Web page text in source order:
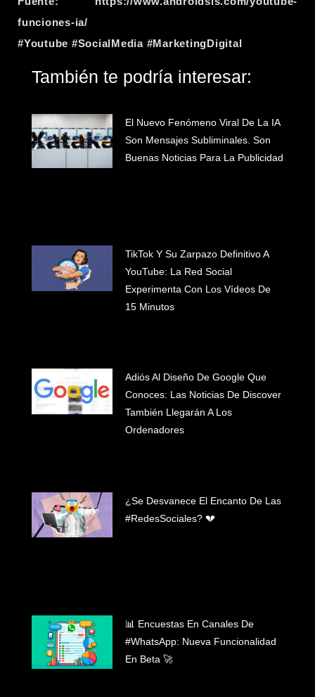
funciones-ia/
#Youtube #SocialMedia #MarketingDigital
También te podría interesar:
El Nuevo Fenómeno Viral De La IA
Son Mensajes Subliminales. Son
Buenas Noticias Para La Publicidad
TikTok Y Su Zarpazo Definitivo A
YouTube: La Red Social
Experimenta Con Los Vídeos De
15 Minutos
Adiós Al Diseño De Google Que
Conoces: Las Noticias De Discover
También Llegarán A Los
Ordenadores
¿Se Desvanece El Encanto De Las
#RedesSociales? 💔
📊 Encuestas En Canales De
#WhatsApp: Nueva Funcionalidad
En Beta 🚀